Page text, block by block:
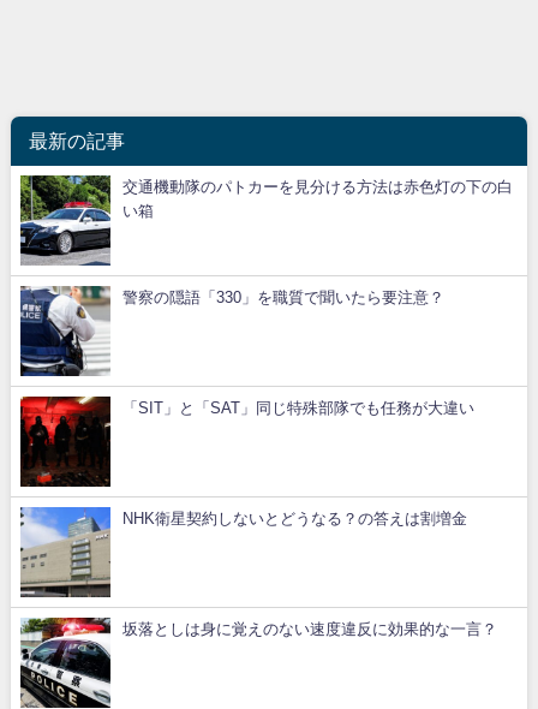
最新の記事
交通機動隊のパトカーを見分ける方法は赤色灯の下の白
い箱
警察の隠語「330」を職質で聞いたら要注意？
「SIT」と「SAT」同じ特殊部隊でも任務が大違い
NHK衛星契約しないとどうなる？の答えは割増金
坂落としは身に覚えのない速度違反に効果的な一言？